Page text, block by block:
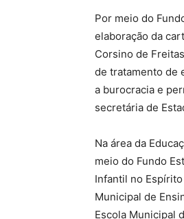
Por meio do
elaboração da
Corsino de
de tratamento de
a burocracia e
secretária de
Na área da
meio do Fundo
Infantil no
Municipal de
Escola Municipal